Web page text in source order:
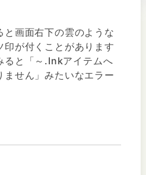
画面右下の雲のような
印が付くことがあります
ると「～.Inkアイテムへ
せん」みたいなエラー